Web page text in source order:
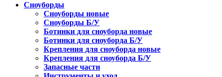
Сноуборды
Сноуборды новые
Сноуборды Б/У
Ботинки для сноуборда новые
Ботинки для сноуборда Б/У
Крепления для сноуборда новые
Крепления для сноуборда Б/У
Запасные части